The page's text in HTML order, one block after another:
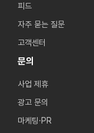
피드
자주 묻는 질문
고객센터
문의
사업 제휴
광고 문의
마케팅·PR